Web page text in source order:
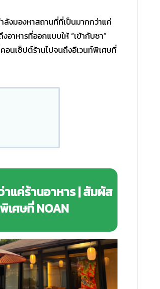
งมองหาสถานที่ที่เป็นมากกว่าแค่
าหารที่ออกแบบให้ “เข้ากับชา”
นเซ็ปต์ร้านไปจนถึงอีเวนท์พิเศษที่
แค่ร้านอาหาร | สัมผัส
เศษที่ NOAN